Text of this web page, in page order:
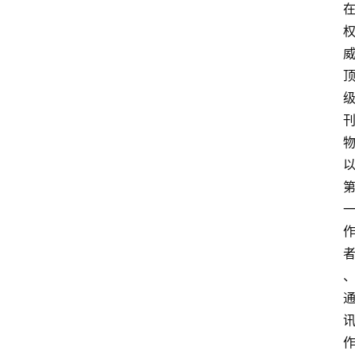
在
权
威
顶
级
刊
物
以
第
一
作
者
、
通
讯
作